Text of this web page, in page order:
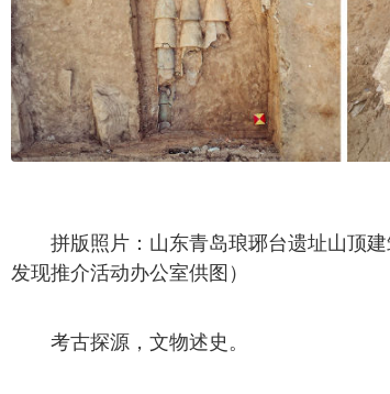
拼版照片：山东青岛琅琊台遗址山顶
发现推介活动办公室供图）
考古探源，文物述史。